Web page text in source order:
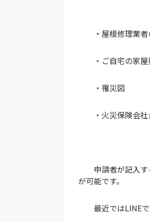
・屋根修理業者
・ご自宅の家屋
・罹災図
・火災保険会社
申請者が記入す
が可能です。
最近ではLINEで